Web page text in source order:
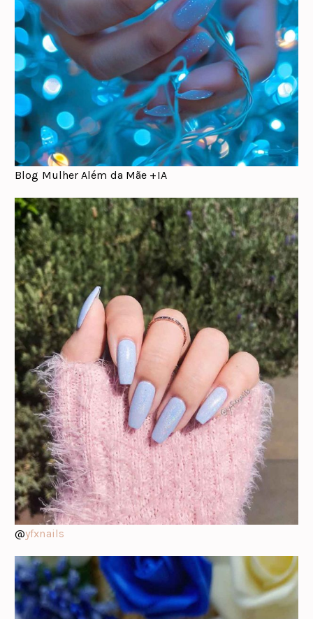
Blog Mulher Além da Mãe +IA
@yfxnails